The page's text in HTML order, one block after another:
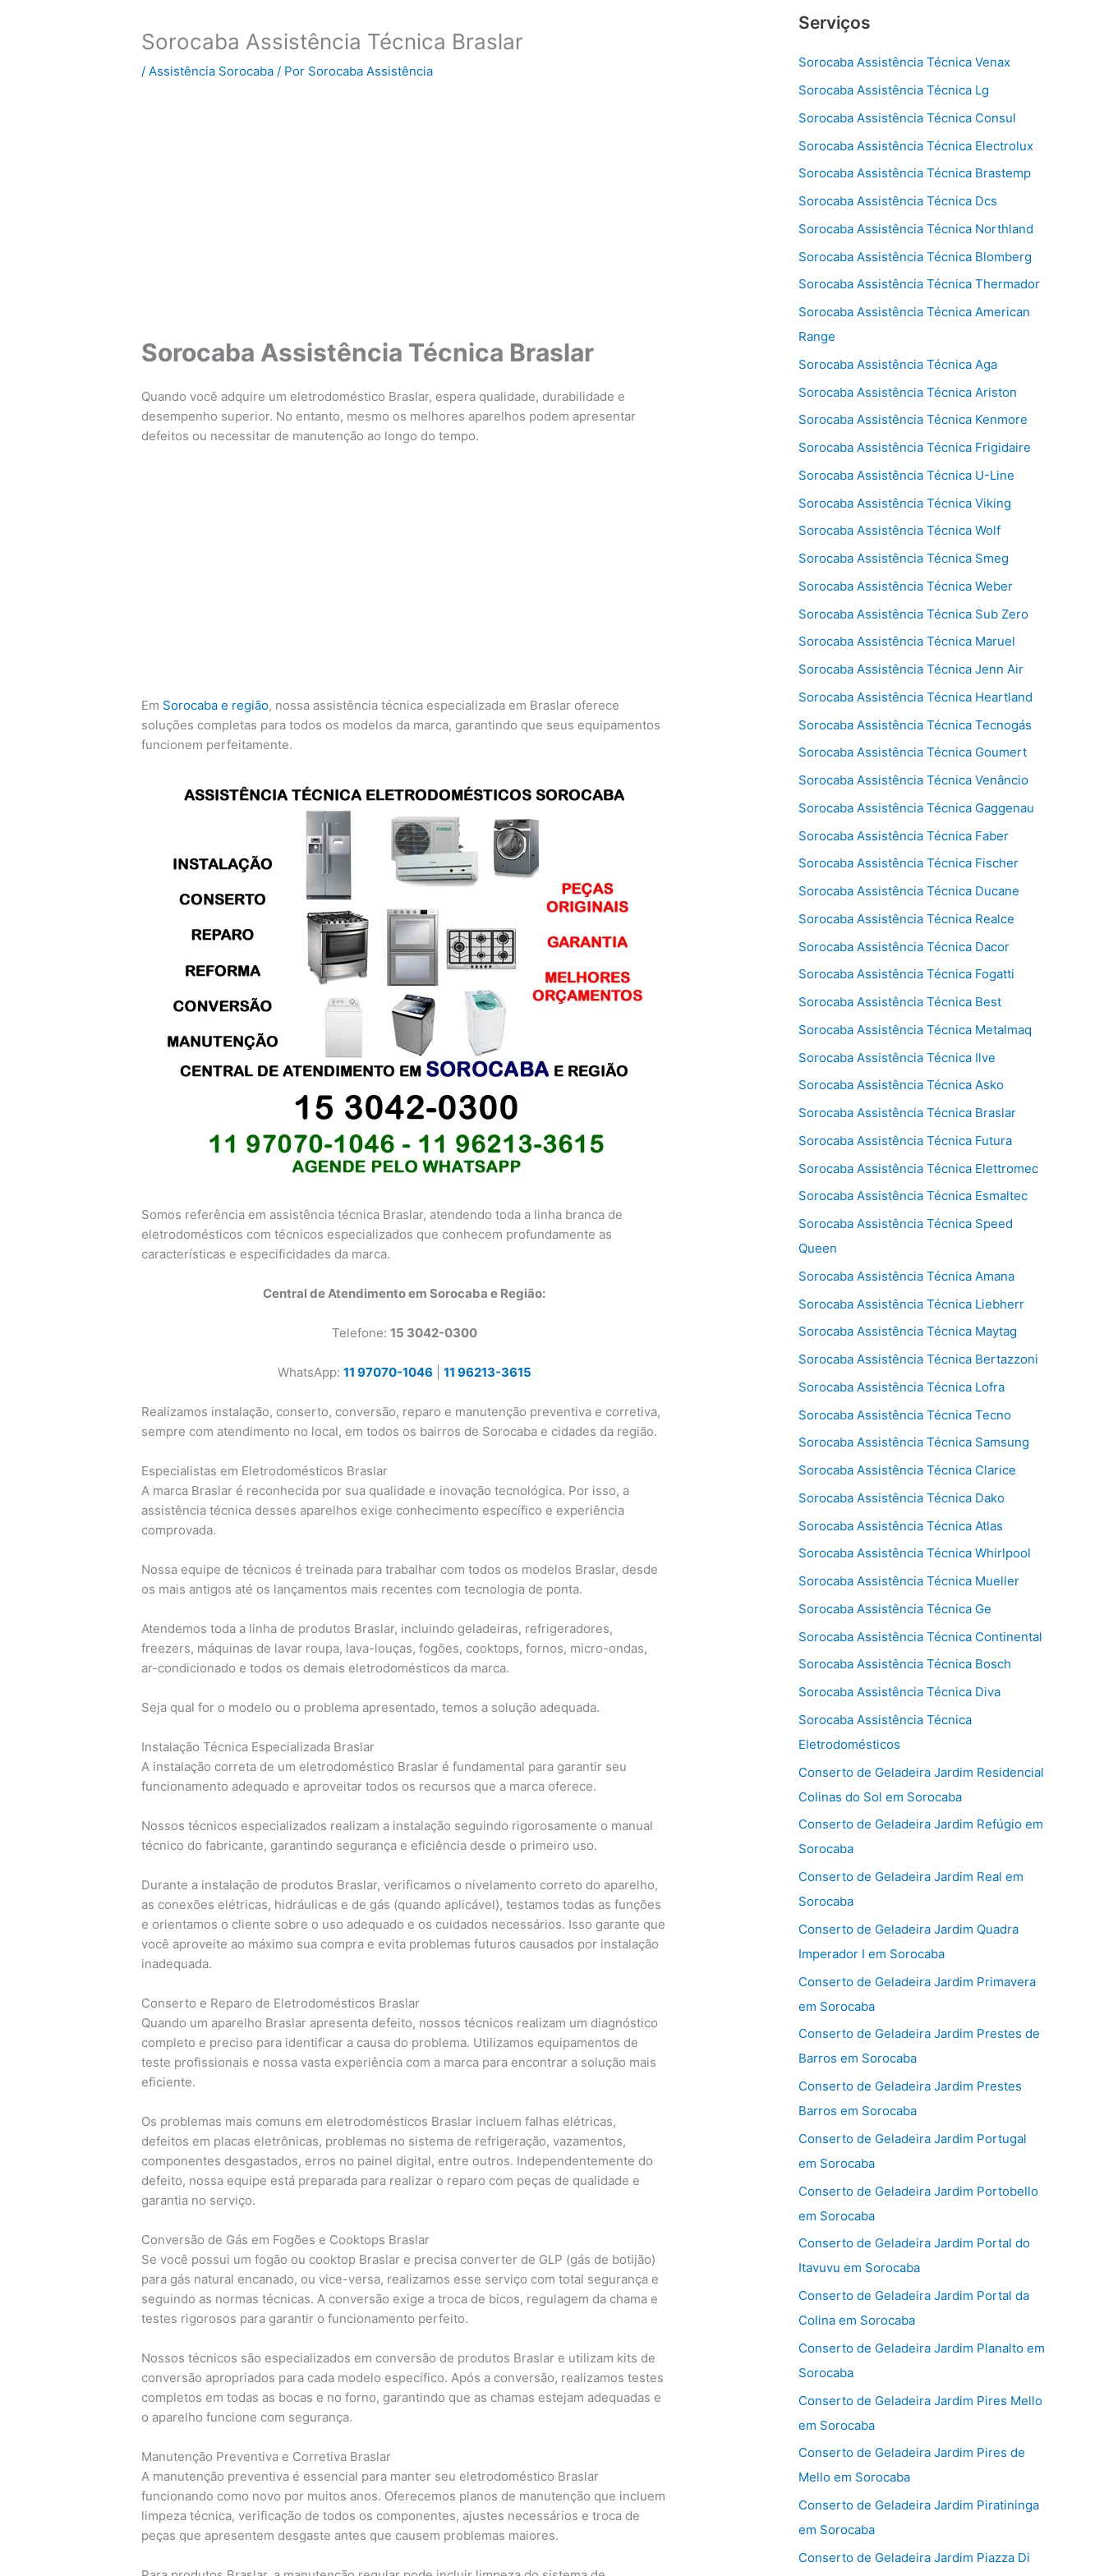
Sorocaba Assistência Técnica Braslar
/Assistência Sorocaba / Por Sorocaba Assistência
Sorocaba Assistência Técnica Braslar
Quando você adquire um eletrodoméstico Braslar, espera qualidade, durabilidade e
desempenho superior. No entanto, mesmo os melhores aparelhos podem apresentar
defeitos ou necessitar de manutenção ao longo do tempo.
Em Sorocaba e região, nossa assistência técnica especializada em Braslar oferece
soluções completas para todos os modelos da marca, garantindo que seus equipamentos
funcionem perfeitamente.
Somos referência em assistência técnica Braslar, atendendo toda a linha branca de
eletrodomésticos com técnicos especializados que conhecem profundamente as
características e especificidades da marca.
Central de Atendimento em Sorocaba e Região:
Telefone: 15 3042-0300
WhatsApp: 11 97070-1046 11 96213-3615
Realizamos instalação, conserto, conversão, reparo e manutenção preventiva e corretiva,
sempre com atendimento no local, em todos os bairros de Sorocaba e cidades da região.
Especialistas em Eletrodomésticos Braslar
A marca Braslar é reconhecida por sua qualidade e inovação tecnológica. Por isso, a
assistência técnica desses aparelhos exige conhecimento específico e experiência
comprovada.
Nossa equipe de técnicos é treinada para trabalhar com todos os modelos Braslar, desde
os mais antigos até os lançamentos mais recentes com tecnologia de ponta.
Atendemos toda a linha de produtos Braslar, incluindo geladeiras, refrigeradores,
freezers, máquinas de lavar roupa, lava-louças, fogões, cooktops, fornos, micro-ondas,
ar-condicionado e todos os demais eletrodomésticos da marca.
Seja qual for o modelo ou o problema apresentado, temos a solução adequada.
Instalação Técnica Especializada Braslar
A instalação correta de um eletrodoméstico Braslar é fundamental para garantir seu
funcionamento adequado e aproveitar todos os recursos que a marca oferece.
Nossos técnicos especializados realizam a instalação seguindo rigorosamente o manual
técnico do fabricante, garantindo segurança e eficiência desde o primeiro uso.
Durante a instalação de produtos Braslar, verificamos o nivelamento correto do aparelho,
as conexões elétricas, hidráulicas e de gás (quando aplicável), testamos todas as funções
e orientamos o cliente sobre o uso adequado e os cuidados necessários. Isso garante que
você aproveite ao máximo sua compra e evita problemas futuros causados por instalação
inadequada.
Conserto e Reparo de Eletrodomésticos Braslar
Quando um aparelho Braslar apresenta defeito, nossos técnicos realizam um diagnóstico
completo e preciso para identificar a causa do problema. Utilizamos equipamentos de
teste profissionais e nossa vasta experiência com a marca para encontrar a solução mais
eficiente.
Os problemas mais comuns em eletrodomésticos Braslar incluem falhas elétricas,
defeitos em placas eletrônicas, problemas no sistema de refrigeração, vazamentos,
componentes desgastados, erros no painel digital, entre outros. Independentemente do
defeito, nossa equipe está preparada para realizar o reparo com peças de qualidade e
garantia no serviço.
Conversão de Gás em Fogões e Cooktops Braslar
Se você possui um fogão ou cooktop Braslar e precisa converter de GLP (gás de botijão)
para gás natural encanado, ou vice-versa, realizamos esse serviço com total segurança e
seguindo as normas técnicas. A conversão exige a troca de bicos, regulagem da chama e
testes rigorosos para garantir o funcionamento perfeito.
Nossos técnicos são especializados em conversão de produtos Braslar e utilizam kits de
conversão apropriados para cada modelo específico. Após a conversão, realizamos testes
completos em todas as bocas e no forno, garantindo que as chamas estejam adequadas e
o aparelho funcione com segurança.
Manutenção Preventiva e Corretiva Braslar
A manutenção preventiva é essencial para manter seu eletrodoméstico Braslar
funcionando como novo por muitos anos. Oferecemos planos de manutenção que incluem
limpeza técnica, verificação de todos os componentes, ajustes necessários e troca de
peças que apresentem desgaste antes que causem problemas maiores.
Serviços
Sorocaba Assistência Técnica Venax
Sorocaba Assistência Técnica Lg
Sorocaba Assistência Técnica Consul
Sorocaba Assistência Técnica Electrolux
Sorocaba Assistência Técnica Brastemp
Sorocaba Assistência Técnica Dcs
Sorocaba Assistência Técnica Northland
Sorocaba Assistência Técnica Blomberg
Sorocaba Assistência Técnica Thermador
Sorocaba Assistência Técnica American
Range
Sorocaba Assistência Técnica Aga
Sorocaba Assistência Técnica Ariston
Sorocaba Assistência Técnica Kenmore
Sorocaba Assistência Técnica Frigidaire
Sorocaba Assistência Técnica U-Line
Sorocaba Assistência Técnica Viking
Sorocaba Assistência Técnica Wolf
Sorocaba Assistência Técnica Smeg
Sorocaba Assistência Técnica Weber
Sorocaba Assistência Técnica Sub Zero
Sorocaba Assistência Técnica Maruel
Sorocaba Assistência Técnica Jenn Air
Sorocaba Assistência Técnica Heartland
Sorocaba Assistência Técnica Tecnogás
Sorocaba Assistência Técnica Goumert
Sorocaba Assistência Técnica Venâncio
Sorocaba Assistência Técnica Gaggenau
Sorocaba Assistência Técnica Faber
Sorocaba Assistência Técnica Fischer
Sorocaba Assistência Técnica Ducane
Sorocaba Assistência Técnica Realce
Sorocaba Assistência Técnica Dacor
Sorocaba Assistência Técnica Fogatti
Sorocaba Assistência Técnica Best
Sorocaba Assistência Técnica Metalmaq
Sorocaba Assistência Técnica Ilve
Sorocaba Assistência Técnica Asko
Sorocaba Assistência Técnica Braslar
Sorocaba Assistência Técnica Futura
Sorocaba Assistência Técnica Elettromec
Sorocaba Assistência Técnica Esmaltec
Sorocaba Assistência Técnica Speed
Queen
Sorocaba Assistência Técnica Amana
Sorocaba Assistência Técnica Liebherr
Sorocaba Assistência Técnica Maytag
Sorocaba Assistência Técnica Bertazzoni
Sorocaba Assistência Técnica Lofra
Sorocaba Assistência Técnica Tecno
Sorocaba Assistência Técnica Samsung
Sorocaba Assistência Técnica Clarice
Sorocaba Assistência Técnica Dako
Sorocaba Assistência Técnica Atlas
Sorocaba Assistência Técnica Whirlpool
Sorocaba Assistência Técnica Mueller
Sorocaba Assistência Técnica Ge
Sorocaba Assistência Técnica Continental
Sorocaba Assistência Técnica Bosch
Sorocaba Assistência Técnica Diva
Sorocaba Assistência Técnica
Eletrodomésticos
Conserto de Geladeira Jardim Residencial
Colinas do Sol em Sorocaba
Conserto de Geladeira Jardim Refúgio em
Sorocaba
Conserto de Geladeira Jardim Real em
Sorocaba
Conserto de Geladeira Jardim Quadra
Imperador I em Sorocaba
Conserto de Geladeira Jardim Primavera
em Sorocaba
Conserto de Geladeira Jardim Prestes de
Barros em Sorocaba
Conserto de Geladeira Jardim Prestes
Barros em Sorocaba
Conserto de Geladeira Jardim Portugal
em Sorocaba
Conserto de Geladeira Jardim Portobello
em Sorocaba
Conserto de Geladeira Jardim Portal do
Itavuvu em Sorocaba
Conserto de Geladeira Jardim Portal da
Colina em Sorocaba
Conserto de Geladeira Jardim Planalto em
Sorocaba
Conserto de Geladeira Jardim Pires Mello
em Sorocaba
Conserto de Geladeira Jardim Pires de
Mello em Sorocaba
Conserto de Geladeira Jardim Piratininga
em Sorocaba
Conserto de Geladeira Jardim Piazza Di